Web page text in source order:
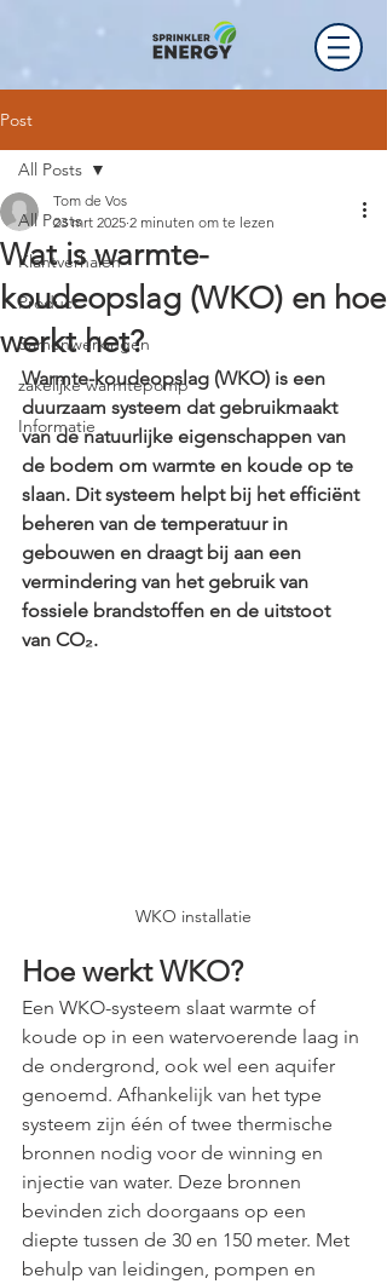
Post
All Posts
Klantverhalen
Product
Samenwerkingen
zakelijke warmtepomp
Informatie
All Posts
Wat is warmte-
koudeopslag (WKO) en hoe
werkt het?
Tom de Vos
23 mrt 2025 2 minuten om te lezen
​Warmte-koudeopslag (WKO) is een
duurzaam systeem dat gebruikmaakt
van de natuurlijke eigenschappen van
de bodem om warmte en koude op te
slaan. Dit systeem helpt bij het efficiënt
beheren van de temperatuur in
gebouwen en draagt bij aan een
vermindering van het gebruik van
fossiele brandstoffen en de uitstoot
van CO₂.
WKO installatie
Hoe werkt WKO?
Een WKO-systeem slaat warmte of
koude op in een watervoerende laag in
de ondergrond, ook wel een aquifer
genoemd. Afhankelijk van het type
systeem zijn één of twee thermische
bronnen nodig voor de winning en
injectie van water. Deze bronnen
bevinden zich doorgaans op een
diepte tussen de 30 en 150 meter. Met
behulp van leidingen, pompen en